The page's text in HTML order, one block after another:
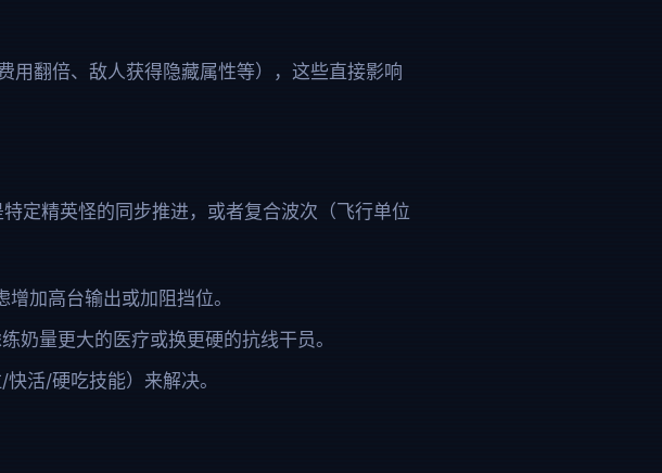
用翻倍、敌人获得隐藏属性等），这些直接影响
定精英怪的同步推进，或者复合波次（飞行单位
加高台输出或加阻挡位。
奶量更大的医疗或换更硬的抗线干员。
活/硬吃技能）来解决。